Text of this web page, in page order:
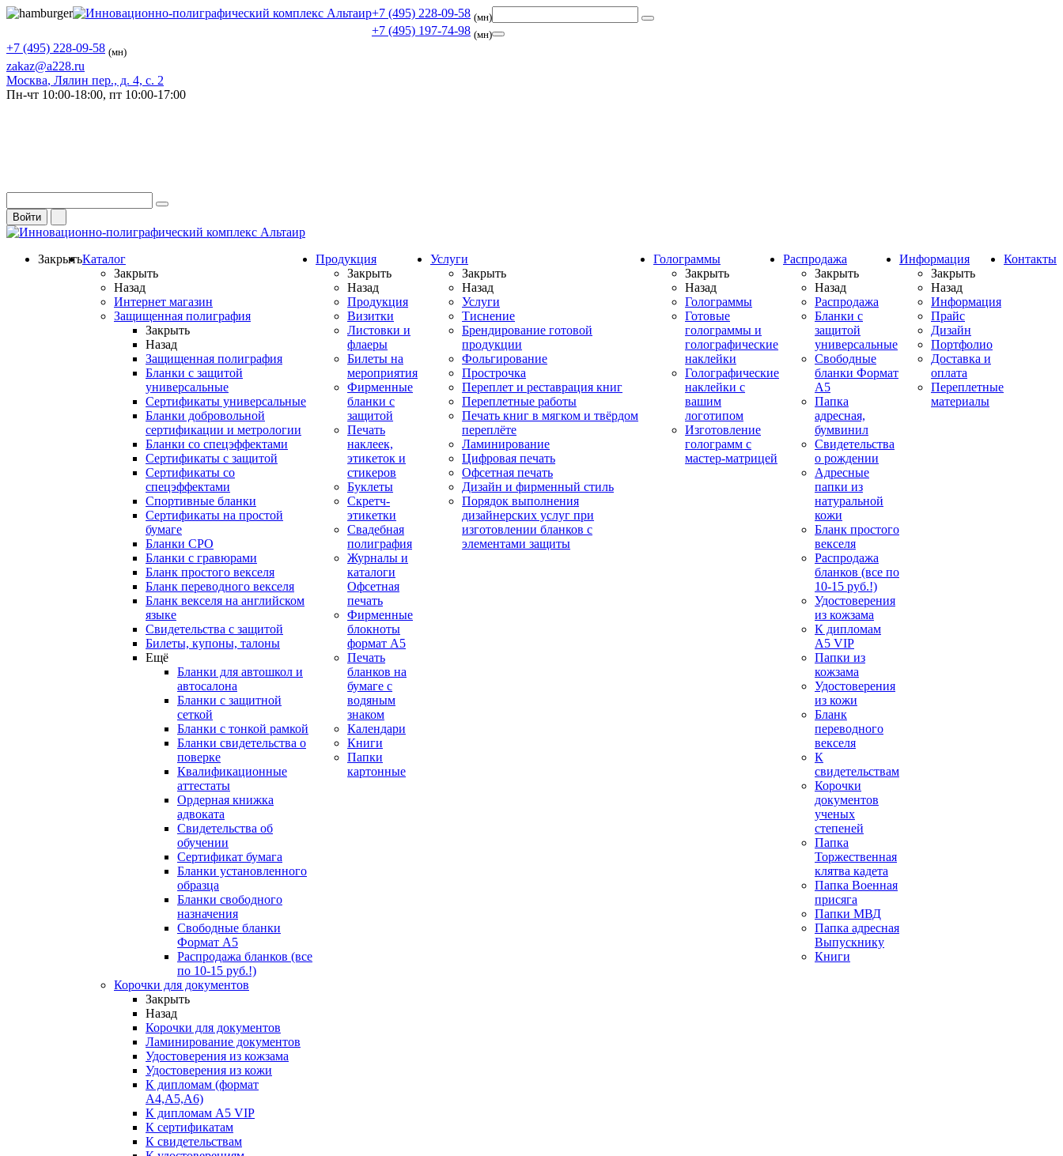
+7 (495) 228-09-58 (мн)
+7 (495) 197-74-98 (мн)
+7 (495) 228-09-58 (мн)
zakaz@a228.ru
Москва, Лялин пер., д. 4, с. 2
Пн-чт 10:00-18:00, пт 10:00-17:00
Войти
ЗакрытьКаталог
Закрыть
Назад
Интернет магазин
Защищенная полиграфия
Закрыть
Назад
Защищенная полиграфия
Бланки с защитой
универсальные
Сертификаты универсальные
Бланки добровольной
сертификации и метрологии
Бланки со спецэффектами
Сертификаты с защитой
Сертификаты со
спецэффектами
Спортивные бланки
Cертификаты на простой
бумаге
Бланки СРО
Бланки с гравюрами
Бланк простого векселя
Бланк переводного векселя
Бланк векселя на английском
языке
Свидетельства с защитой
Билеты, купоны, талоны
Ещё
Бланки для автошкол и
автосалона
Бланки с защитной
сеткой
Бланки с тонкой рамкой
Бланки свидетельства о
поверке
Квалификационные
аттестаты
Ордерная книжка
адвоката
Свидетельства об
обучении
Сертификат бумага
Бланки установленного
образца
Бланки свободного
назначения
Свободные бланки
Формат А5
Распродажа бланков (все
по 10-15 руб.!)
Корочки для документов
Закрыть
Назад
Корочки для документов
Ламинирование документов
Удостоверения из кожзама
Удостоверения из кожи
К дипломам (формат
А4,А5,А6)
К дипломам А5 VIP
К сертификатам
К свидетельствам
Продукция
Закрыть
Назад
Продукция
Визитки
Листовки и
флаеры
Билеты на
мероприятия
Фирменные
бланки с
защитой
Печать
наклеек,
этикеток и
стикеров
Буклеты
Скретч-
этикетки
Свадебная
полиграфия
Журналы и
каталоги
Офсетная
печать
Фирменные
блокноты
формат А5
Печать
бланков на
бумаге с
водяным
знаком
Календари
Книги
Папки
картонные
Услуги
Закрыть
Назад
Услуги
Тиснение
Брендирование готовой
продукции
Фольгирование
Прострочка
Переплет и реставрация книг
Переплетные работы
Печать книг в мягком и твёрдом
переплёте
Ламинирование
Цифровая печать
Офсетная печать
Дизайн и фирменный стиль
Порядок выполнения
дизайнерских услуг при
изготовлении бланков с
элементами защиты
Голограммы
Закрыть
Назад
Голограммы
Готовые
голограммы и
голографические
наклейки
Голографические
наклейки с
вашим
логотипом
Изготовление
голограмм с
мастер-матрицей
Распродажа
Закрыть
Назад
Распродажа
Бланки с
защитой
универсальные
Свободные
бланки Формат
А5
Папка
адресная,
бумвинил
Свидетельства
о рождении
Адресные
папки из
натуральной
кожи
Бланк простого
векселя
Распродажа
бланков (все по
10-15 руб.!)
Удостоверения
из кожзама
К дипломам
А5 VIP
Папки из
кожзама
Удостоверения
из кожи
Бланк
переводного
векселя
К
свидетельствам
Корочки
документов
ученых
степеней
Папка
Торжественная
клятва кадета
Папка Военная
присяга
Папки МВД
Папка адресная
Выпускнику
Книги
Информация
Закрыть
Назад
Информация
Прайс
Дизайн
Портфолио
Доставка и
оплата
Переплетные
материалы
Контакты